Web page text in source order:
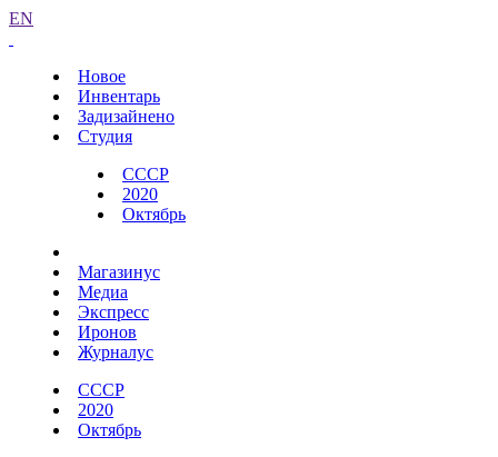
EN
Новое
Инвентарь
Задизайнено
Студия
СССР
2020
Октябрь
Магазинус
Медиа
Экспресс
Иронов
Журналус
СССР
2020
Октябрь